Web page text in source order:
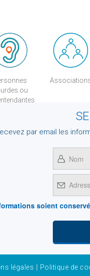
ou
par email les
soient
légales | Politique de